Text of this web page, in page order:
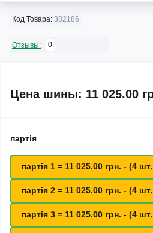
Код Товара: 382186
Отзывы: 0
Цена шины: 11 025.00
партія
партія 1 = 11 025.00 грн. - (4
партія 2 = 11 025.00 грн. - (4
партія 3 = 11 025.00 грн. - (4